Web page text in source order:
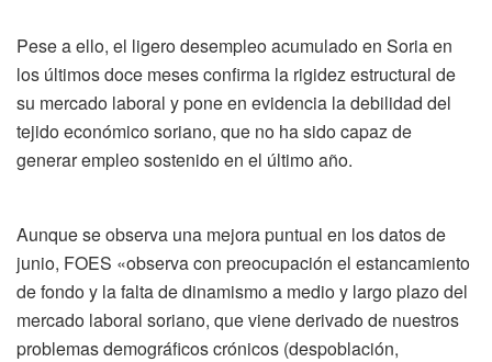
Pese a ello, el ligero desempleo acumulado en Soria en
los últimos doce meses confirma la rigidez estructural de
su mercado laboral y pone en evidencia la debilidad del
tejido económico soriano, que no ha sido capaz de
generar empleo sostenido en el último año.
Aunque se observa una mejora puntual en los datos de
junio, FOES «observa con preocupación el estancamiento
de fondo y la falta de dinamismo a medio y largo plazo del
mercado laboral soriano, que viene derivado de nuestros
problemas demográficos crónicos (despoblación,